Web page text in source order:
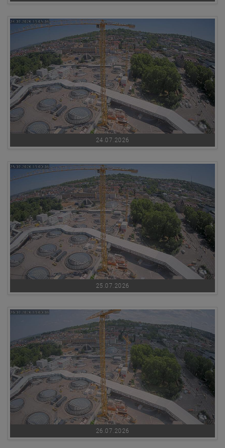
24.07.2026
25.07.2026
26.07.2026